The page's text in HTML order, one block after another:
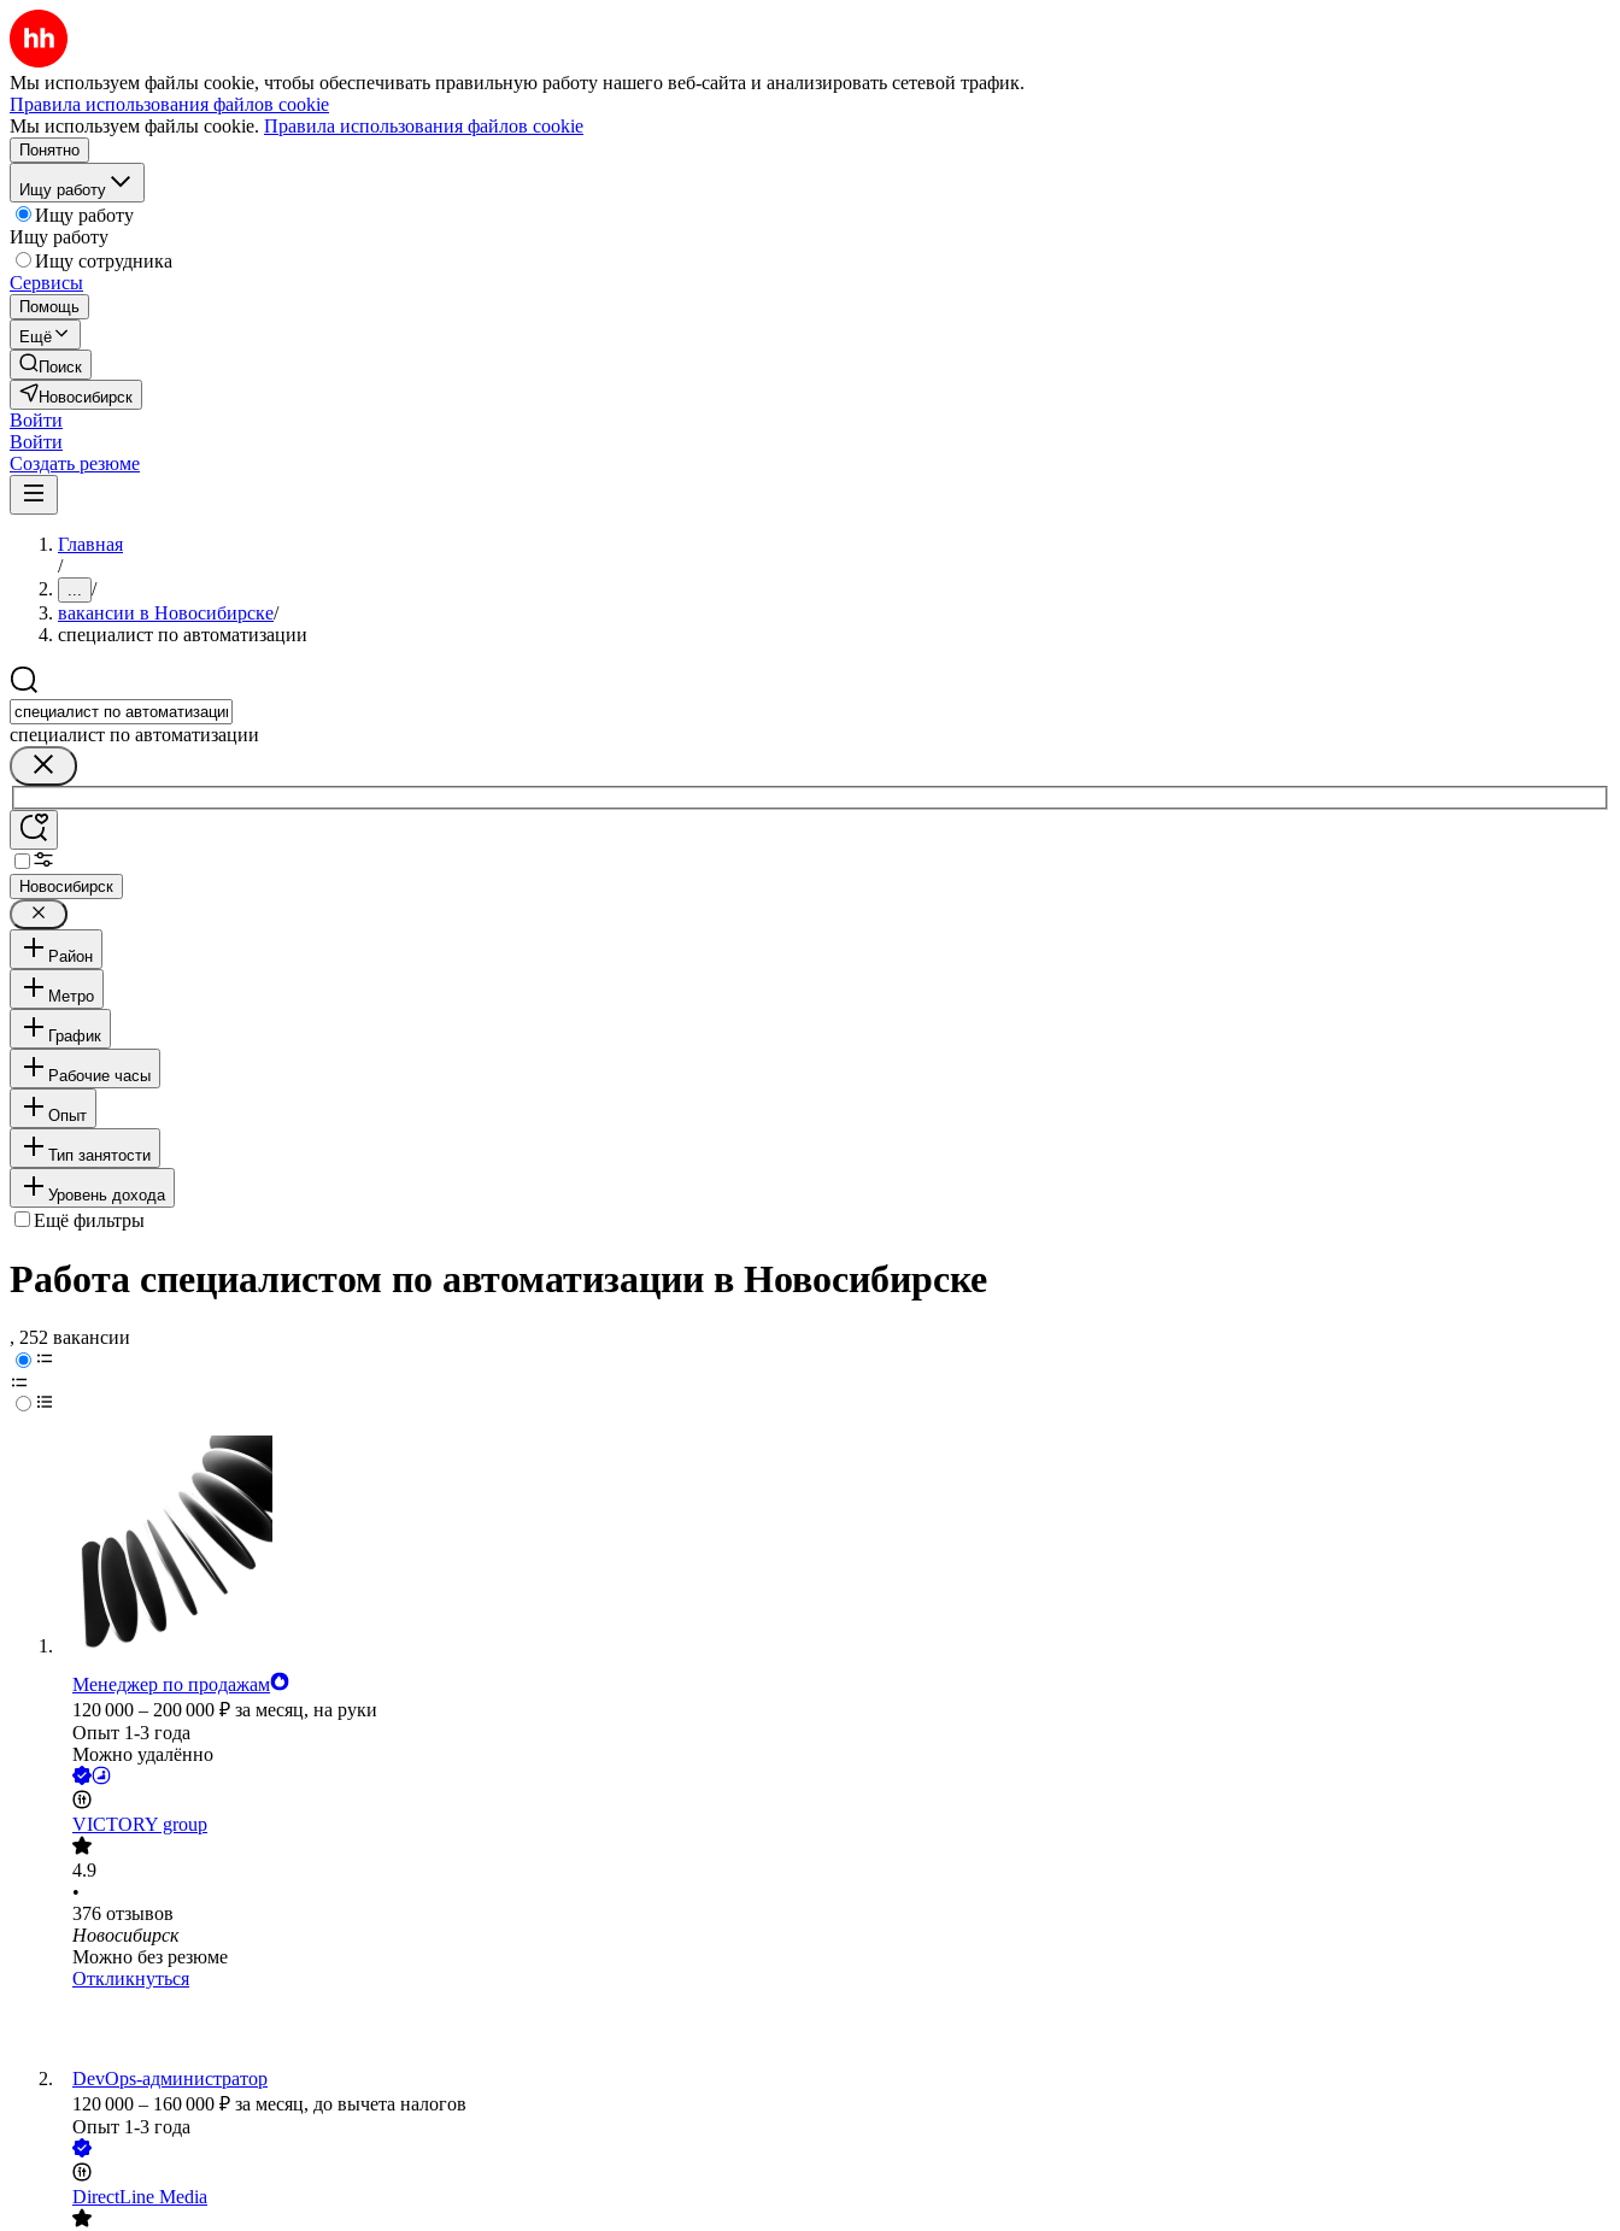
Мы используем файлы cookie, чтобы обеспечивать правильную работу нашего веб-сайта и анализировать сетевой трафик.
Правила использования файлов cookie
Мы используем файлы cookie. Правила использования файлов cookie
Понятно
Ищу работу
Ищу работу
Ищу работу
Ищу сотрудника
Сервисы
Помощь
Ещё
Поиск
Новосибирск
Войти
Войти
Создать резюме
Главная
/
... /
вакансии в Новосибирске/
специалист по автоматизации
специалист по автоматизации
Новосибирск
Район
Метро
График
Рабочие часы
Опыт
Тип занятости
Уровень дохода
Ещё фильтры
Работа специалистом по автоматизации в Новосибирске
, 252 вакансии
Менеджер по продажам
120 000 – 200 000 ₽ за месяц, на руки
Опыт 1-3 года
Можно удалённо
VICTORY group
4.9
•
376 отзывов
Новосибирск
Можно без резюме
Откликнуться
DevOps-администратор
120 000 – 160 000 ₽ за месяц, до вычета налогов
Опыт 1-3 года
DireсtLine Media